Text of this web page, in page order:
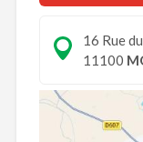
16 Rue
11100